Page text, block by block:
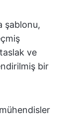
şablonu,
ve
bir